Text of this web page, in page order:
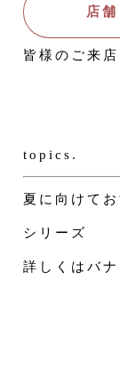
店舗
皆様のご来
topics.
夏に向けて
シリーズ
詳しくはバ